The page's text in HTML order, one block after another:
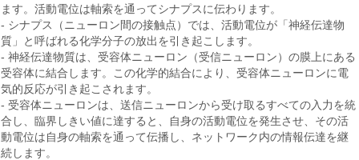
ます。活動電位は軸索を通ってシナプスに伝わります。
- シナプス（ニューロン間の接触点）では、活動電位が「神経伝達物
質」と呼ばれる化学分子の放出を引き起こします。
- 神経伝達物質は、受容体ニューロン（受信ニューロン）の膜上にある
受容体に結合します。この化学的結合により、受容体ニューロンに電
気的反応が引き起こされます。
- 受容体ニューロンは、送信ニューロンから受け取るすべての入力を統
合し、臨界しきい値に達すると、自身の活動電位を発生させ、その活
動電位は自身の軸索を通って伝播し、ネットワーク内の情報伝達を継
続します。